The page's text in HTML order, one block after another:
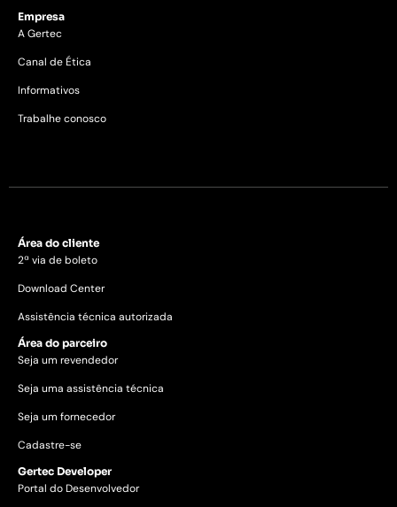
Empresa
A Gertec
Canal de Ética
Informativos
Trabalhe conosco
Área do cliente
2ª via de boleto
Download Center
Assistência técnica autorizada
Área do parceiro
Seja um revendedor
Seja uma assistência técnica
Seja um fornecedor
Cadastre-se
Gertec Developer
Portal do Desenvolvedor